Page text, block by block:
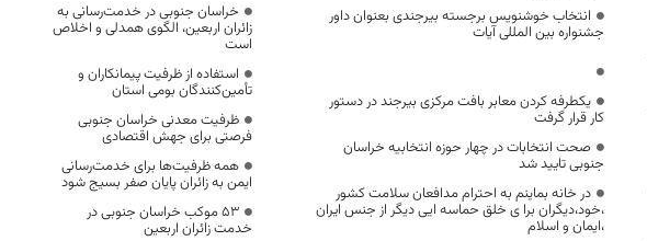
انتخاب خوشنویس برجسته بیرجندی بعنوان داور
جشنواره بین المللی آیات
یکطرفه کردن معابر بافت مرکزی بیرجند در دستور
کار قرار گرفت
صحت انتخابات در چهار حوزه انتخابیه خراسان
جنوبی تایید شد
در خانه بماینم به احترام مدافعان سلامت کشور
،خود،دیگران برا ی خلق حماسه ایی دیگر از جنس ایران
،ایمان و اسلام
خراسان جنوبی در خدمت‌رسانی به
زائران اربعین، الگوی همدلی و اخلاص
است
استفاده از ظرفیت پیمانکاران و
تأمین‌کنندگان بومی استان
ظرفیت معدنی خراسان جنوبی
فرصتی برای جهش اقتصادی
همه ظرفیت‌ها برای خدمت‌رسانی
ایمن به زائران پایان صفر بسیج شود
53 موکب خراسان جنوبی در
خدمت زائران اربعین